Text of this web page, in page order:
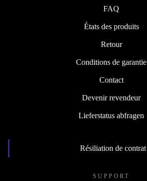
FAQ
États des produits
Retour
Conditions de garantie
Contact
Devenir revendeur
Lieferstatus abfragen
Résiliation de contrat
SUPPORT